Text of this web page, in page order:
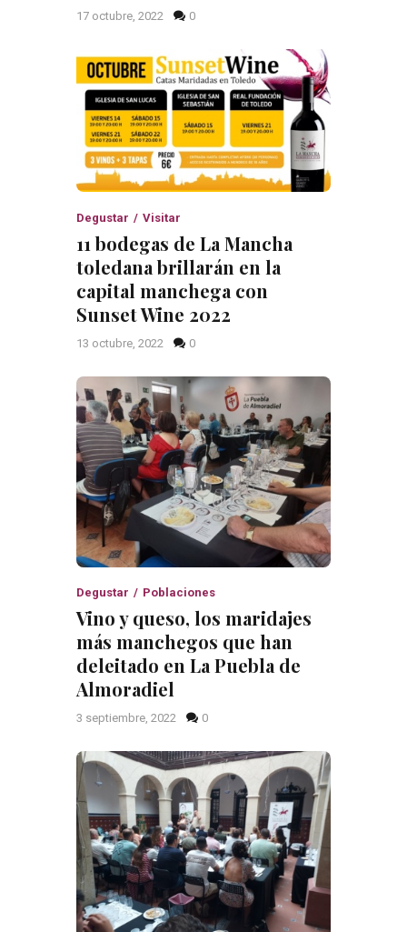
17 octubre, 2022 0
Degustar Visitar
11 bodegas de La Mancha
toledana brillarán en la
capital manchega con
Sunset Wine 2022
13 octubre, 2022 0
Degustar Poblaciones
Vino y queso, los maridajes
más manchegos que han
deleitado en La Puebla de
Almoradiel
3 septiembre, 2022 0